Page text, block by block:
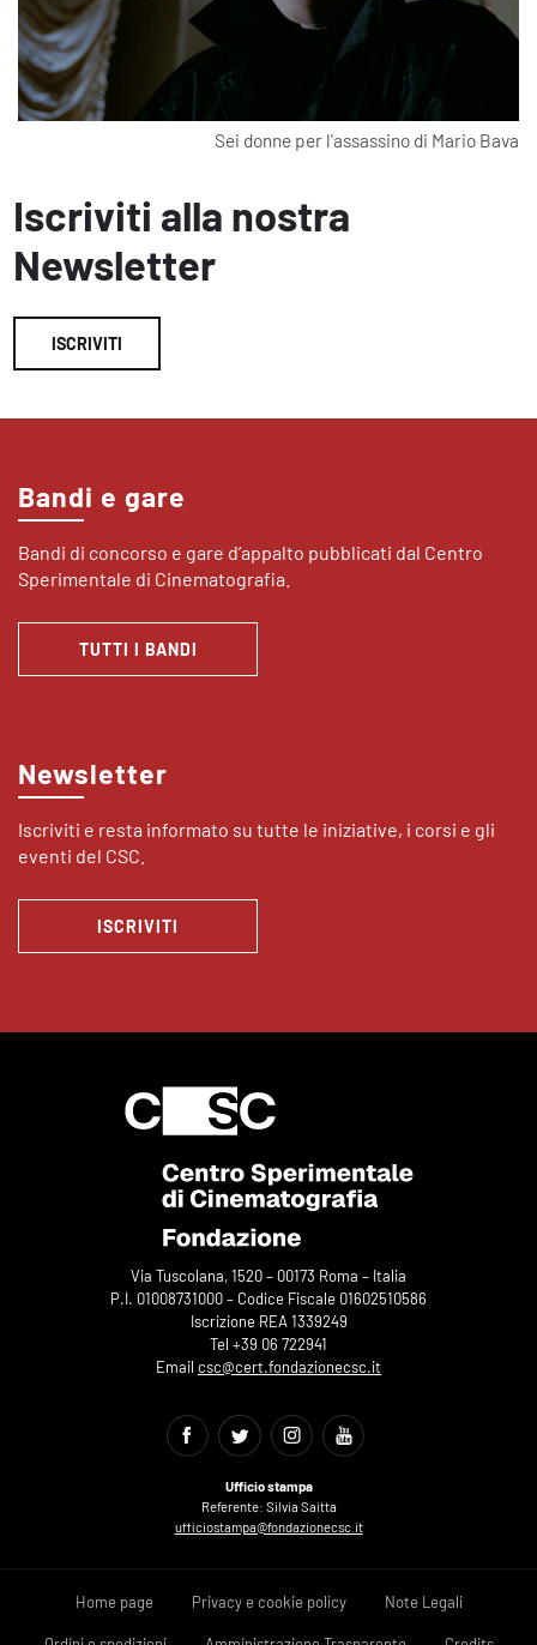
Sei donne per l'assassino di Mario Bava
Iscriviti alla nostra
Newsletter
ISCRIVITI
Bandi e gare
Bandi di concorso e gare d’appalto pubblicati dal Centro
Sperimentale di Cinematografia.
TUTTI I BANDI
Newsletter
Iscriviti e resta informato su tutte le iniziative, i corsi e gli
eventi del CSC.
ISCRIVITI
Via Tuscolana, 1520 – 00173 Roma – Italia
P.I. 01008731000 – Codice Fiscale 01602510586
Iscrizione REA 1339249
Tel +39 06 722941
Email csc@cert.fondazionecsc.it
Ufficio stampa
Referente: Silvia Saitta
ufficiostampa@fondazionecsc.it
Home page Privacy e cookie policy Note Legali